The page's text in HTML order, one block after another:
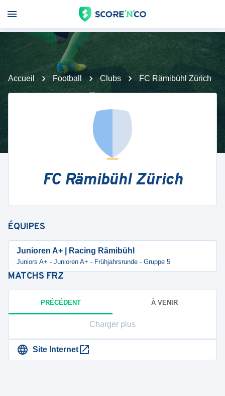
Accueil Football Clubs FC Rämibühl Zürich
FC Rämibühl Zürich
ÉQUIPES
Junioren A+ | Racing Rämibühl
Juniors A+ - Junioren A+ - Frühjahrsrunde - Gruppe 5
MATCHS FRZ
PRÉCÉDENT À VENIR
Charger plus
Site Internet